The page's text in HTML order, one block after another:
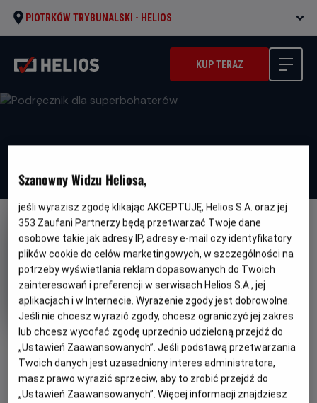
PIOTRKÓW TRYBUNALSKI - HELIOS
KUP TERAZ
DUBBING WKRÓTCE
OBSERWUJ
Podręcznik dla superbohaterów
Oryginalny
tytuł
Handbok för superhjältar Gatunek
Animowany /
Familijny
Minimalny
wiek
Od 6 lat
Czas
trwania
91 min
Kraj
i
rok
produkcji
Szwecja
PREMIERA WIĘCEJ SZCZEGÓŁÓW
Szanowny Widzu Heliosa,
jeśli wyrazisz zgodę klikając AKCEPTUJĘ, Helios S.A. oraz jej
353 Zaufani Partnerzy będą przetwarzać Twoje dane
osobowe takie jak adresy IP, adresy e-mail czy identyfikatory
plików cookie do celów marketingowych, w szczególności na
potrzeby wyświetlania reklam dopasowanych do Twoich
zainteresowań i preferencji w serwisach Helios S.A., jej
aplikacjach i w Internecie. Wyrażenie zgody jest dobrowolne.
Jeśli nie chcesz wyrazić zgody, chcesz ograniczyć jej zakres
lub chcesz wycofać zgodę uprzednio udzieloną przejdź do
„Ustawień Zaawansowanych”. Jeśli podstawą przetwarzania
Twoich danych jest uzasadniony interes administratora,
masz prawo wyrazić sprzeciw, aby to zrobić przejdź do
„Ustawień Zaawansowanych”. Więcej informacji znajdziesz